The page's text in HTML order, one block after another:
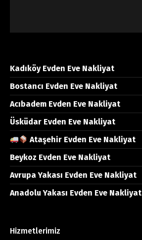
Kadıköy Evden Eve Nakliyat
Bostancı Evden Eve Nakliyat
Acıbadem Evden Eve Nakliyat
Üsküdar Evden Eve Nakliyat
Ataşehir Evden Eve Nakliyat
Beykoz Evden Eve Nakliyat
Avrupa Yakası Evden Eve Nakliyat
Anadolu Yakası Evden Eve Nakliyat
Hizmetlerimiz